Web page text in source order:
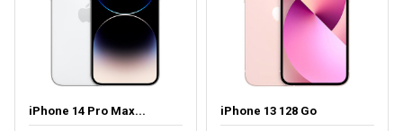
iPhone 14 Pro Max... iPhone 13 128 Go